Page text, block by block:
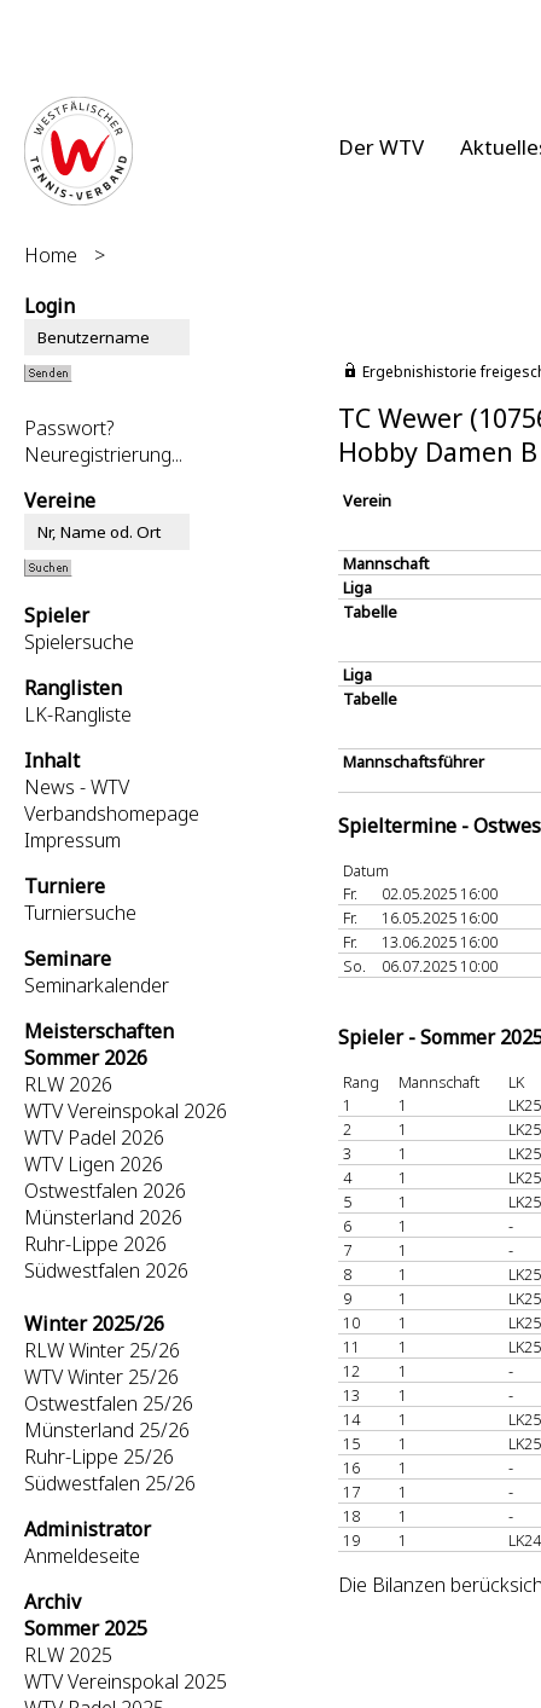
Der WTV
Home
>
Login
Passwort?
Neuregistrierung...
Vereine
Spieler
Spielersuche
Ranglisten
LK-Rangliste
Inhalt
News - WTV
Verbandshomepage
Impressum
Turniere
Turniersuche
Seminare
Seminarkalender
Meisterschaften
Sommer 2026
RLW 2026
WTV Vereinspokal 2026
WTV Padel 2026
WTV Ligen 2026
Ostwestfalen 2026
Münsterland 2026
Ruhr-Lippe 2026
Südwestfalen 2026
Winter 2025/26
RLW Winter 25/26
WTV Winter 25/26
Ostwestfalen 25/26
Münsterland 25/26
Ruhr-Lippe 25/26
Südwestfalen 25/26
Administrator
Anmeldeseite
Archiv
Sommer 2025
RLW 2025
WTV Vereinspokal 2025
Ergebnishistorie
TC Wewer
Hobby Damen
Verein
Mannschaft
Liga
Tabelle
Liga
Tabelle
Mannschaftsführer
Spieltermine -
Datum
Fr.
02.05.2025 16:00
Fr.
16.05.2025 16:00
Fr.
13.06.2025 16:00
So.
06.07.2025 10:00
Spieler - Sommer
Rang Mannschaft
LK
1
1
2
1
3
1
4
1
5
1
6
1
-
7
1
-
8
1
9
1
10
1
11
1
12
1
-
13
1
-
14
1
15
1
16
1
-
17
1
-
18
1
-
19
1
Die Bilanzen